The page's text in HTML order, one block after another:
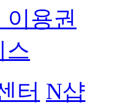
이용권
스
터 N샵